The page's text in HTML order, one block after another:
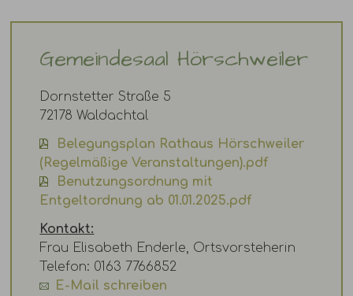
Gemeindesaal Hörschweiler
Dornstetter Straße 5
72178 Waldachtal
Belegungsplan Rathaus Hörschweiler
(Regelmäßige Veranstaltungen).pdf
Benutzungsordnung mit
Entgeltordnung ab 01.01.2025.pdf
Kontakt:
Frau Elisabeth Enderle, Ortsvorsteherin
Telefon: 0163 7766852
E-Mail schreiben